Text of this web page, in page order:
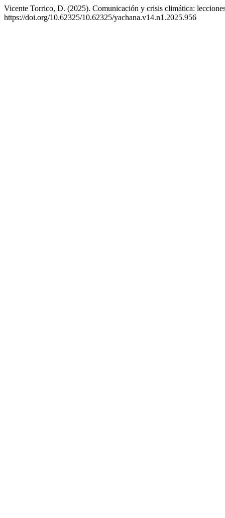
Vicente Torrico, D. (2025). Comunicación y crisis climática:
https://doi.org/10.62325/10.62325/yachana.v14.n1.2025.956